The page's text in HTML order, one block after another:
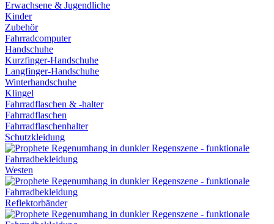
Erwachsene & Jugendliche
Kinder
Zubehör
Fahrradcomputer
Handschuhe
Kurzfinger-Handschuhe
Langfinger-Handschuhe
Winterhandschuhe
Klingel
Fahrradflaschen & -halter
Fahrradflaschen
Fahrradflaschenhalter
Schutzkleidung
Westen
Reflektorbänder